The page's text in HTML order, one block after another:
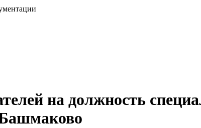
на должность